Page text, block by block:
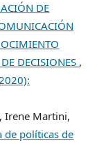
DE
DECISIONES ,
Irene Martini,
de políticas de